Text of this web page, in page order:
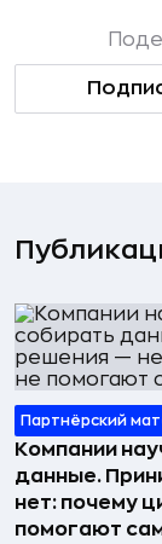
Партнёрский
Компании
данные.
нет: почему
помогают